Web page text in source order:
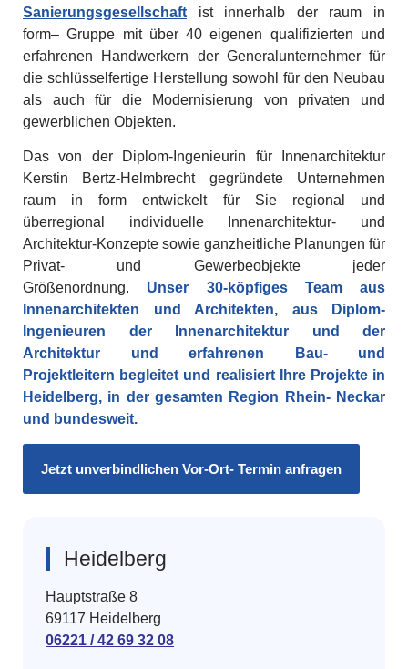
Sanierungsgesellschaft ist innerhalb der raum in
form– Gruppe mit über 40 eigenen qualifizierten und
erfahrenen Handwerkern der Generalunternehmer für
die schlüsselfertige Herstellung sowohl für den Neubau
als auch für die Modernisierung von privaten und
gewerblichen Objekten.
Das von der Diplom-Ingenieurin für Innenarchitektur
Kerstin Bertz-Helmbrecht gegründete Unternehmen
raum in form entwickelt für Sie regional und
überregional individuelle Innenarchitektur- und
Architektur-Konzepte sowie ganzheitliche Planungen für
Privat- und Gewerbeobjekte jeder
Größenordnung. Unser 30-köpfiges Team aus
Innenarchitekten und Architekten, aus Diplom-
Ingenieuren der Innenarchitektur und der
Architektur und erfahrenen Bau- und
Projektleitern begleitet und realisiert Ihre Projekte in
Heidelberg, in der gesamten Region Rhein- Neckar
und bundesweit.
Jetzt unverbindlichen Vor-Ort- Termin anfragen
Heidelberg
Hauptstraße 8
69117 Heidelberg
06221 / 42 69 32 08